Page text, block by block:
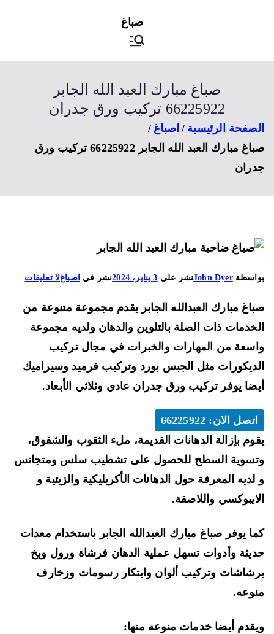
اصباغ
صباغ الكويت
صباغ مبارك العبد الله الجابر
66225922 تركيب ورق جدران
الرئيسية
اصباغ
صباغ مبارك العبد الله الجابر 66225922 تركيب ورق
John Dyerنشر على3 يناير، 2024 نشر في اصباغلا تعليقاتعلى
مبارك
العبد
مبارك العبدالله الجابر يقدم مجموعة متنوعة من
ذات الصلة بالتلوين والدهان ولديه مجموعة
من المهارات والخبرات في مجال تركيب
مثل الجبس بورد وتركيب قرميد وسيراميك
يوفر تركيب ورق جدران عادي وثلاثي الأبعاد.
اتصل الان: 66225922
بإزالة الدهانات القديمة، ملء الثقوب والشقوق،
السطح للحصول على تشطيب سلس ومتجانس
المعرفة حول الدهانات الأكريليكية والزيتية و
واللاصقة.
يوفر صباغ مبارك العبدالله الجابر باستخدام معدات
وأدوات تسهل عملية الدهان فرشاة ورول وبخ
وتركيب ألوان وابتكار رسومات وزخارف
أيضا خدمات منوعه منها: